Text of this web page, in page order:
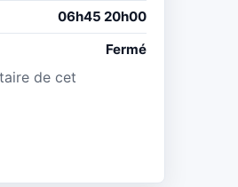
06h45 20h00
Fermé
de cet